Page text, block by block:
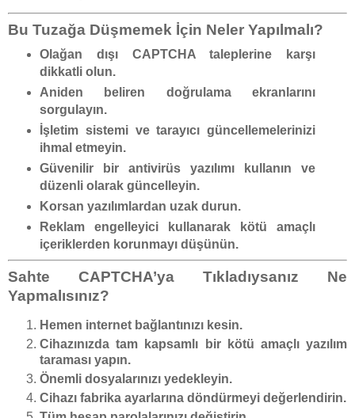
Bu Tuzağa Düşmemek İçin Neler Yapılmalı?
Olağan dışı CAPTCHA taleplerine karşı
dikkatli olun.
Aniden beliren doğrulama ekranlarını
sorgulayın.
İşletim sistemi ve tarayıcı güncellemelerinizi
ihmal etmeyin.
Güvenilir bir antivirüs yazılımı kullanın ve
düzenli olarak güncelleyin.
Korsan yazılımlardan uzak durun.
Reklam engelleyici kullanarak kötü amaçlı
içeriklerden korunmayı düşünün.
Sahte CAPTCHA’ya Tıkladıysanız Ne
Yapmalısınız?
Hemen internet bağlantınızı kesin.
Cihazınızda tam kapsamlı bir kötü amaçlı yazılım
taraması yapın.
Önemli dosyalarınızı yedekleyin.
Cihazı fabrika ayarlarına döndürmeyi değerlendirin.